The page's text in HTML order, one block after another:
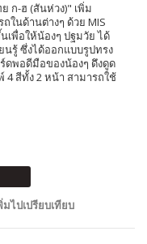
ก-ฮ (สันห่วง)" เพิ่ม
ในด้านต่างๆ ด้วย MIS
เพื่อให้น้องๆ ปฐมวัย ได้
นรู้ ซึ่งได้ออกแบบรูปทรง
ดพอดีมือของน้องๆ ดึงดูด
สีทั้ง 2 หน้า สามารถใช้
มไปเปรียบเทียบ